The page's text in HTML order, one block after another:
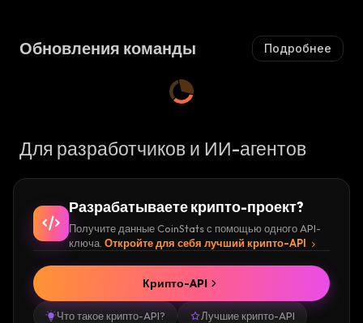
Обновления команды Подробнее
Для разработчиков и ИИ-агентов
Разрабатываете крипто-проект?
Получите данные CoinStats с помощью одного API-
ключа. Откройте для себя лучший крипто-API
Что такое крипто-API? Лучшие крипто-API
Крипто-API